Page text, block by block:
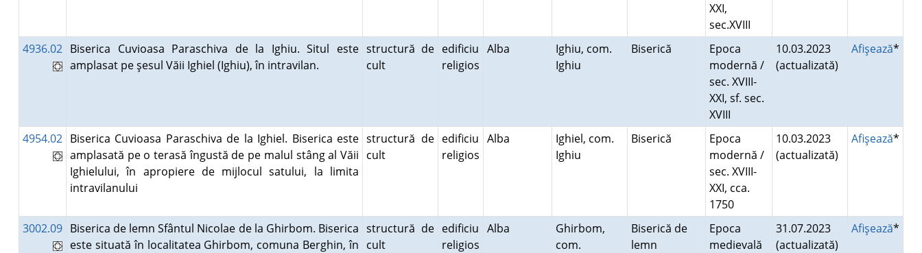
XXI,
sec.XVIII
4936.02 Biserica Cuvioasa Paraschiva de la Ighiu. Situl este
amplasat pe şesul Văii Ighiel (Ighiu), în intravilan.
structură de
cult
edificiu
religios
Alba
Ighiu, com.
Ighiu
Biserică
Epoca
modernă /
sec. XVIII-
XXI, sf. sec.
XVIII
10.03.2023
(actualizată)
Afişează*
4954.02 Biserica Cuvioasa Paraschiva de la Ighiel. Biserica este
amplasată pe o terasă îngustă de pe malul stâng al Văii
Ighielului, în apropiere de mijlocul satului, la limita
intravilanului
structură de
cult
edificiu
religios
Alba
Ighiel, com.
Ighiu
Biserică
Epoca
modernă /
sec. XVIII-
XXI, cca.
1750
10.03.2023
(actualizată)
Afişează*
3002.09 Biserica de lemn Sfântul Nicolae de la Ghirbom. Biserica
este situată în localitatea Ghirbom, comuna Berghin, în
structură de
cult
edificiu
religios
Alba
Ghirbom,
com.
Biserică de
lemn
Epoca
medievală
31.07.2023
(actualizată)
Afişează*